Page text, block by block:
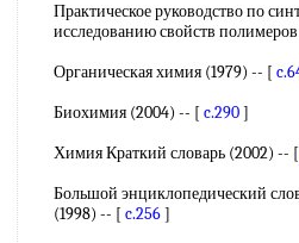
Практическое руководство по
исследованию свойств
Органическая химия (1979) -- [
Биохимия (2004) -- [ c.290]
Химия Краткий словарь (2002) -- [
Большой энциклопедический
(1998) -- [ c.256]